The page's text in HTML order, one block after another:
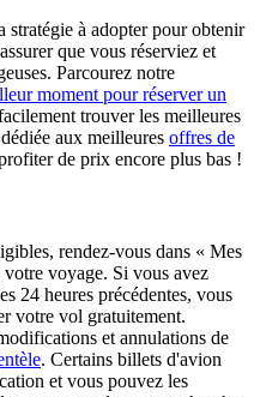
stratégie à adopter pour obtenir
que vous réserviez et
Parcourez notre
moment pour réserver un
trouver les meilleures
aux meilleures offres de
de prix encore plus bas !
rendez-vous dans « Mes
voyage. Si vous avez
24 heures précédentes, vous
votre vol gratuitement.
et annulations de
. Certains billets d'avion
et vous pouvez les